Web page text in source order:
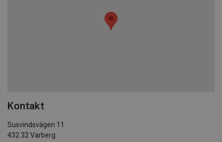
Kontakt
Susvindsvägen 11
432 32 Varberg